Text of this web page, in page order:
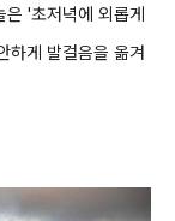
은 '초저녁에 외롭게
하게 발걸음을 옮겨